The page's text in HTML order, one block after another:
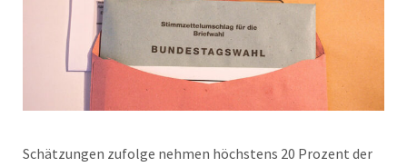
Schätzungen zufolge nehmen höchstens 20 Prozent der